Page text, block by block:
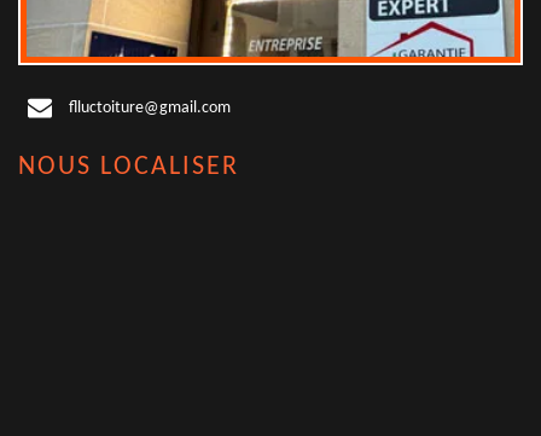
flluctoiture@gmail.com
NOUS LOCALISER